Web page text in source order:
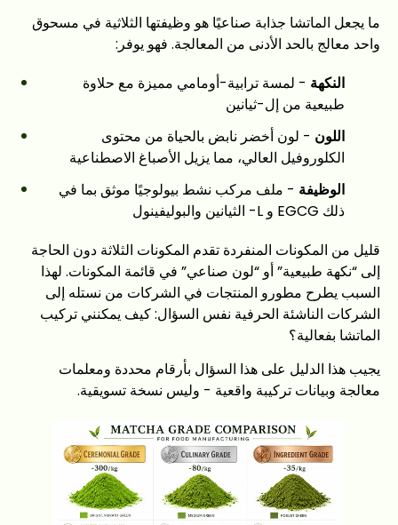
ما يجعل الماتشا جذابة صناعيًا هو وظيفتها الثلاثية في مسحوق
واحد معالج بالحد الأدنى من المعالجة. فهو يوفر:
النكهة - لمسة ترابية-أومامي مميزة مع حلاوة
طبيعية من إل-ثيانين
اللون - لون أخضر نابض بالحياة من محتوى
الكلوروفيل العالي، مما يزيل الأصباغ الاصطناعية
الوظيفة - ملف مركب نشط بيولوجيًا موثق بما في
ذلك EGCG و L- الثيانين والبوليفينول
قليل من المكونات المنفردة تقدم المكونات الثلاثة دون الحاجة
إلى “نكهة طبيعية” أو “لون صناعي” في قائمة المكونات. لهذا
السبب يطرح مطورو المنتجات في الشركات من نستله إلى
الشركات الناشئة الحرفية نفس السؤال: كيف يمكنني تركيب
الماتشا بفعالية؟
يجيب هذا الدليل على هذا السؤال بأرقام محددة ومعلمات
معالجة وبيانات تركيبة واقعية - وليس نسخة تسويقية.